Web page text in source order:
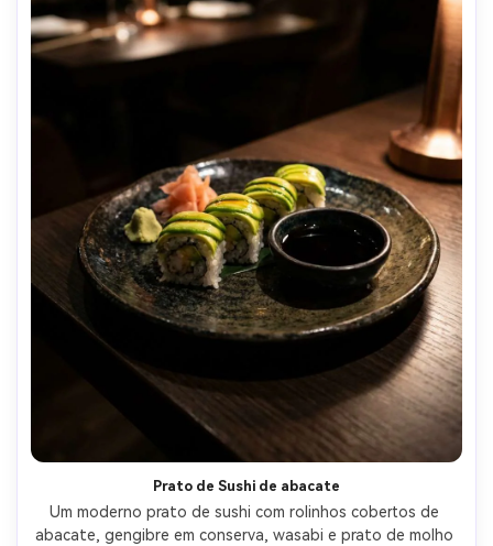
Prato de Sushi de abacate
Um moderno prato de sushi com rolinhos cobertos de
abacate, gengibre em conserva, wasabi e prato de molho